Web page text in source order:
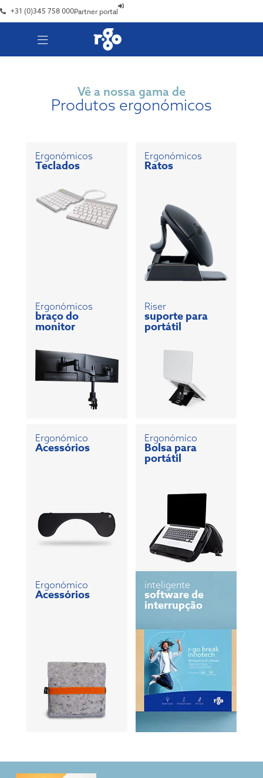
+31 (0)345 758 000Partner portal
Vê a nossa gama de
Produtos ergonómicos
Ergonómicos
Teclados
Ergonómicos
Ratos
Ergonómicos
braço do
monitor
Riser
suporte para
portátil
Ergonómico
Acessórios
Ergonómico
Bolsa para
portátil
Ergonómico
Acessórios
inteligente
software de
interrupção